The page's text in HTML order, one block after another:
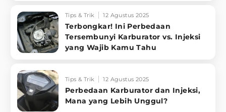
Tips & Trik 12 Agustus 2025
Terbongkar! Ini Perbedaan
Tersembunyi Karburator vs. Injeksi
yang Wajib Kamu Tahu
Tips & Trik 12 Agustus 2025
Perbedaan Karburator dan Injeksi,
Mana yang Lebih Unggul?